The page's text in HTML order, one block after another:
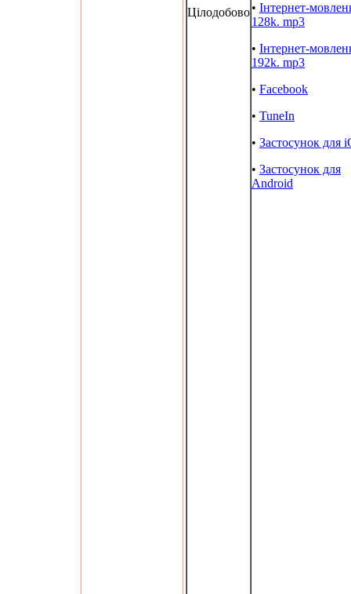
Цілодобово• Інтернет-
128k. mp3
• Інтернет-
192k. mp3
• Facebook
• TuneIn
• Застосунок для
• Застосунок для
Android